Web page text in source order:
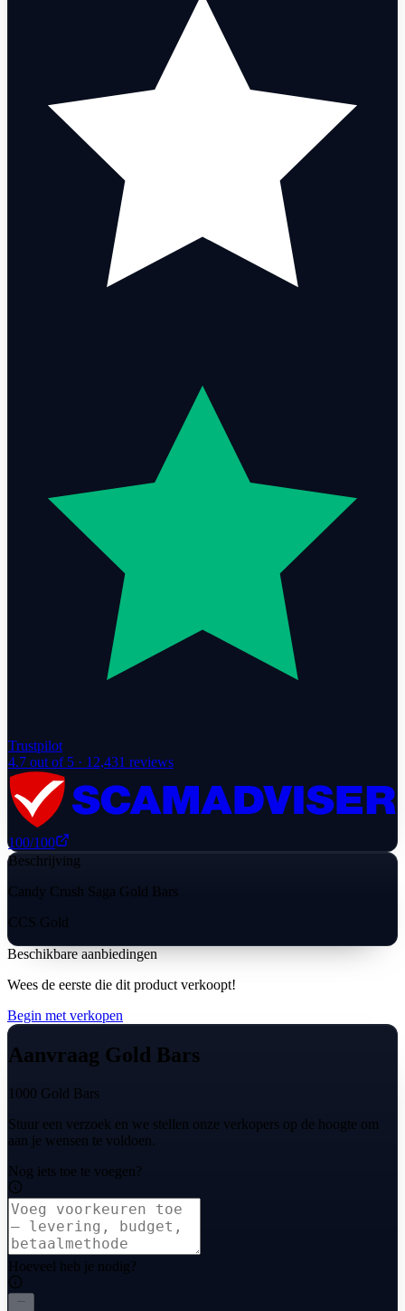
Trustpilot
4.7 out of 5 · 12,431 reviews
100/100
Beschrijving
Candy Crush Saga Gold Bars
CCS Gold
Beschikbare aanbiedingen
Wees de eerste die dit product verkoopt!
Begin met verkopen
Aanvraag Gold Bars
1000 Gold Bars
Stuur een verzoek en we stellen onze verkopers op de hoogte om
aan je wensen te voldoen.
Nog iets toe te voegen?
Hoeveel heb je nodig?